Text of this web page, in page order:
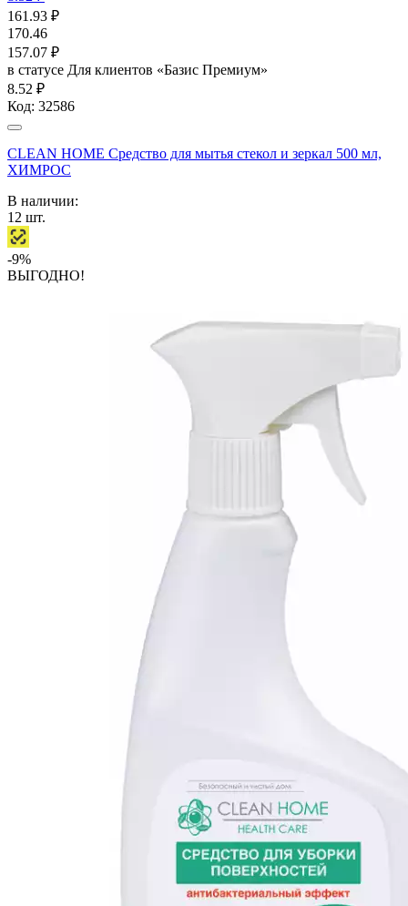
161.93 ₽
170.46
157.07 ₽
в статусе Для клиентов «Базис Премиум»
8.52 ₽
Код: 32586
CLEAN HOME Средство для мытья стекол и зеркал 500 мл,
ХИМРОС
В наличии:
12 шт.
-9%
ВЫГОДНО!